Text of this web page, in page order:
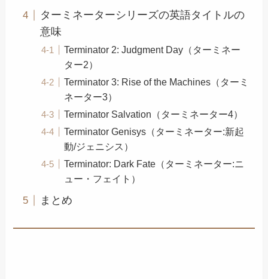
ターミネーターシリーズの英語タイトルの
意味
Terminator 2: Judgment Day（ターミネー
ター2）
Terminator 3: Rise of the Machines（ターミ
ネーター3）
Terminator Salvation（ターミネーター4）
Terminator Genisys（ターミネーター:新起
動/ジェニシス）
Terminator: Dark Fate（ターミネーター:ニ
ュー・フェイト）
まとめ